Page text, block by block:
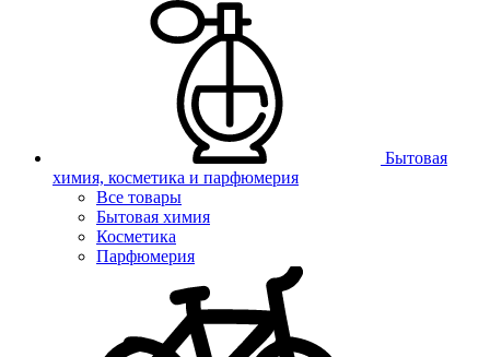
Бытовая
химия, косметика и парфюмерия
Все товары
Бытовая химия
Косметика
Парфюмерия